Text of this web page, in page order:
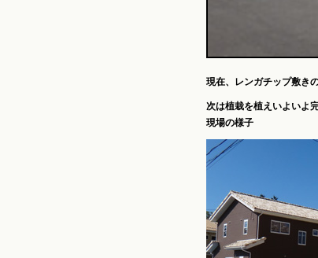
現在、レンガチップ敷き
次は植栽を植えいよいよ
現場の様子